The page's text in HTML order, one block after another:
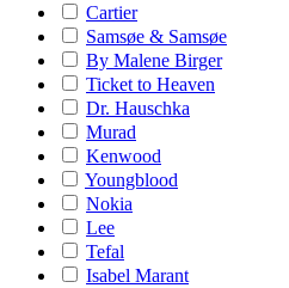
Cartier
Samsøe & Samsøe
By Malene Birger
Ticket to Heaven
Dr. Hauschka
Murad
Kenwood
Youngblood
Nokia
Lee
Tefal
Isabel Marant